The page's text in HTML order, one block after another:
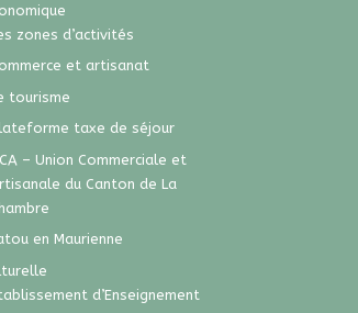
zones d’activités
et artisanat
tourisme
taxe de séjour
– Union Commerciale et
du Canton de La
en Maurienne
d’Enseignement